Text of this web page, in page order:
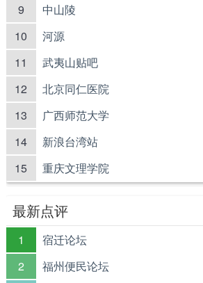
9 中山陵
10 河源
11 武夷山贴吧
12 北京同仁医院
13 广西师范大学
14 新浪台湾站
15 重庆文理学院
最新点评
1 宿迁论坛
2 福州便民论坛